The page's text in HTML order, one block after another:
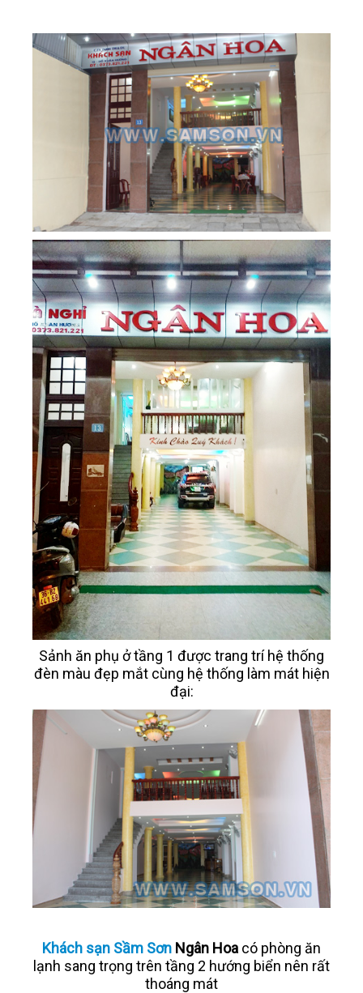
Sảnh ăn phụ ở tầng 1 được trang trí hệ thống
đèn màu đẹp mắt cùng hệ thống làm mát hiện
đại:
Khách sạn Sầm Sơn Ngân Hoa có phòng ăn
lạnh sang trọng trên tầng 2 hướng biển nên rất
thoáng mát